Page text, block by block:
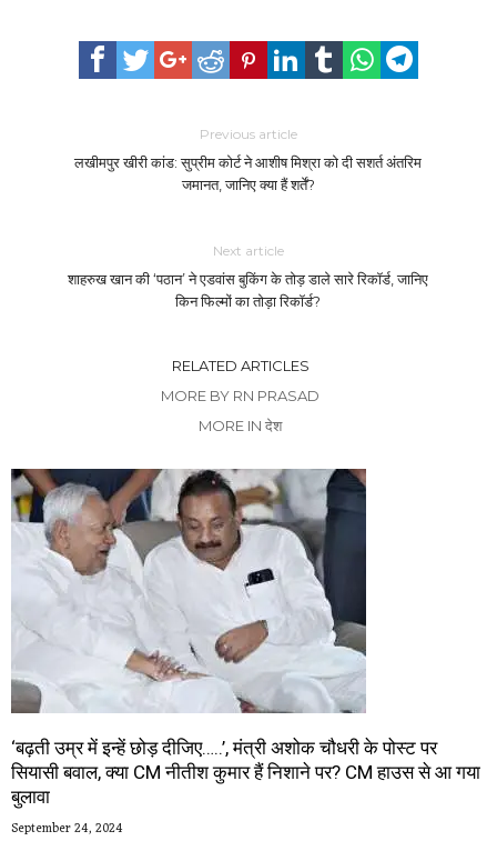
Previous article
लखीमपुर खीरी कांड: सुप्रीम कोर्ट ने आशीष मिश्रा को दी सशर्त अंतरिम
जमानत, जानिए क्या हैं शर्तें?
Next article
शाहरुख खान की ‘पठान’ ने एडवांस बुकिंग के तोड़ डाले सारे रिकॉर्ड, जानिए
किन फिल्मों का तोड़ा रिकॉर्ड?
RELATED ARTICLES
MORE BY RN PRASAD
MORE IN देश
‘बढ़ती उम्र में इन्हें छोड़ दीजिए…..’, मंत्री अशोक चौधरी के पोस्ट पर
सियासी बवाल, क्या CM नीतीश कुमार हैं निशाने पर? CM हाउस से आ गया
बुलावा
September 24, 2024